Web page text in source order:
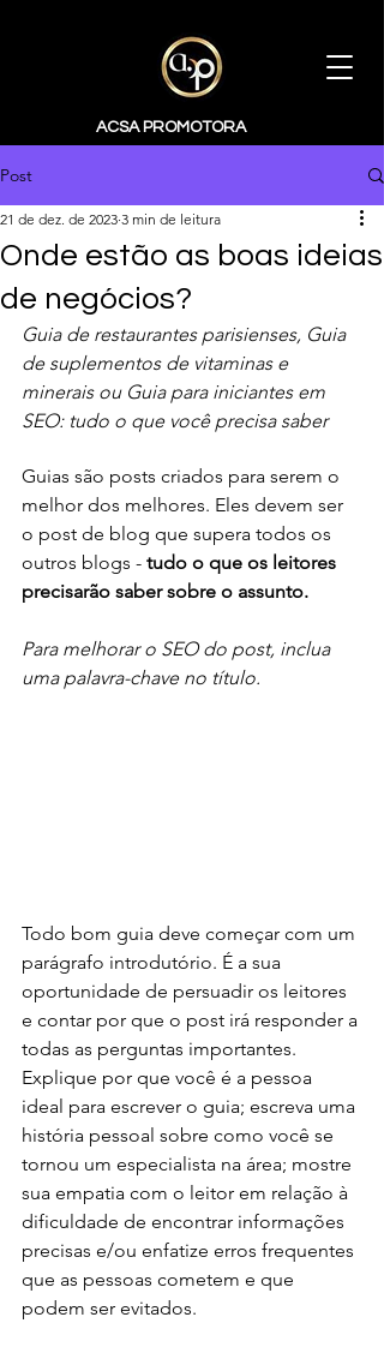
ACSA PROMOTORA
Post
Onde estão as boas ideias
de negócios?
21 de dez. de 2023 3 min de leitura
Guia de restaurantes parisienses, Guia
de suplementos de vitaminas e
minerais ou Guia para iniciantes em
SEO: tudo o que você precisa saber
Guias são posts criados para serem o
melhor dos melhores. Eles devem ser
o post de blog que supera todos os
outros blogs - tudo o que os leitores
precisarão saber sobre o assunto.
Para melhorar o SEO do post, inclua
uma palavra-chave no título.
Todo bom guia deve começar com um
parágrafo introdutório. É a sua
oportunidade de persuadir os leitores
e contar por que o post irá responder a
todas as perguntas importantes.
Explique por que você é a pessoa
ideal para escrever o guia; escreva uma
história pessoal sobre como você se
tornou um especialista na área; mostre
sua empatia com o leitor em relação à
dificuldade de encontrar informações
precisas e/ou enfatize erros frequentes
que as pessoas cometem e que
podem ser evitados.